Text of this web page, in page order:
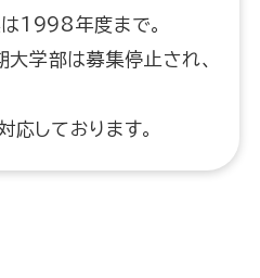
1998年度まで。
学部は募集停止され、
しております。